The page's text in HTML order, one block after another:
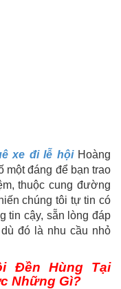
xe đi lễ hội Hoàng
một đáng để bạn trao
thuộc cung đường
chúng tôi tự tin có
tin cậy, sẵn lòng đáp
đó là nhu cầu nhỏ
Đền Hùng Tại
Những Gì?